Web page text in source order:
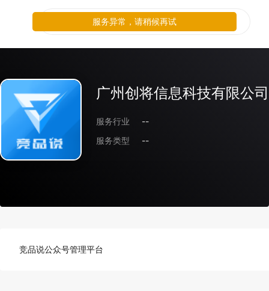
广州创将信息科技有限公司
服务行业
--
服务类型
--
竞品说公众号管理平台
服务异常，请稍候再试